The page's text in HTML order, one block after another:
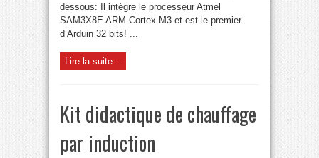
dessous: Il intègre le processeur Atmel
SAM3X8E ARM Cortex-M3 et est le premier
d’Arduin 32 bits! ...
Lire la suite...
Kit didactique de chauffage
par induction